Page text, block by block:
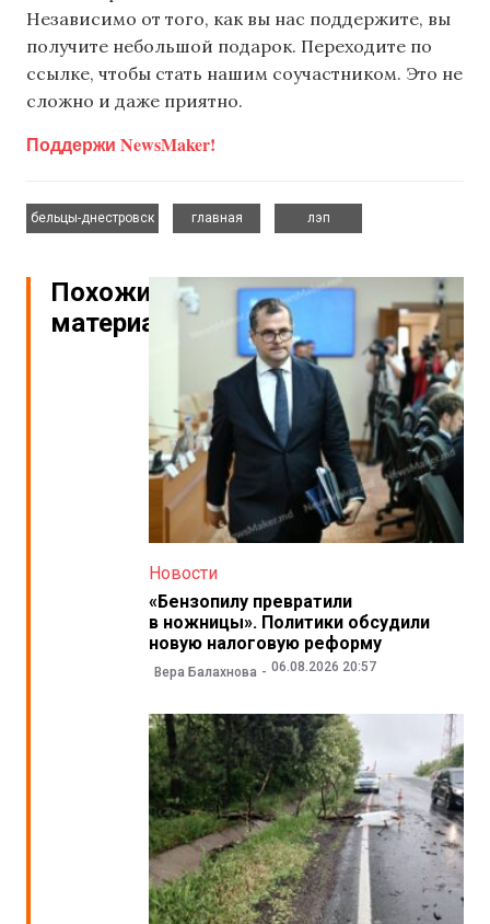
Независимо от того, как вы нас поддержите, вы
получите небольшой подарок. Переходите по
ссылке, чтобы стать нашим соучастником. Это не
сложно и даже приятно.
Поддержи NewsMaker!
бельцы-днестровск
главная
лэп
Похожие
материалы
Новости
«Бензопилу превратили
в ножницы». Политики обсудили
новую налоговую реформу
Вера Балахнова 06.08.2026 20:57